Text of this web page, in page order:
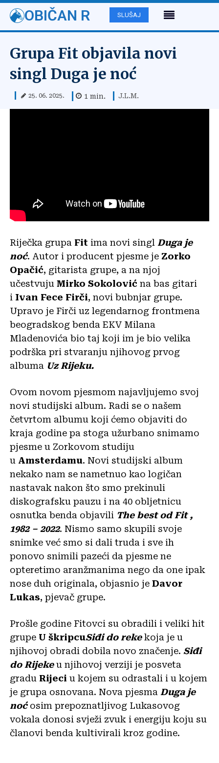
OBIČAN R SLUŠAJ
Grupa Fit objavila novi
singl Duga je noć
25. 06. 2025. 1 min. J.L.M.
Riječka grupa Fit ima novi singl Duga je
noć. Autor i producent pjesme je Zorko
Opačić, gitarista grupe, a na njoj
učestvuju Mirko Sokolović na bas gitari
i Ivan Fece Firči, novi bubnjar grupe.
Upravo je Firči uz legendarnog frontmena
beogradskog benda EKV Milana
Mladenovića bio taj koji im je bio velika
podrška pri stvaranju njihovog prvog
albuma Uz Rijeku.
Ovom novom pjesmom najavljujemo svoj
novi studijski album. Radi se o našem
četvrtom albumu koji ćemo objaviti do
kraja godine pa stoga užurbano snimamo
pjesme u Zorkovom studiju
u Amsterdamu. Novi studijski album
nekako nam se nametnuo kao logičan
nastavak nakon što smo prekinuli
diskografsku pauzu i na 40 obljetnicu
osnutka benda objavili The best od Fit ,
1982 – 2022. Nismo samo skupili svoje
snimke već smo si dali truda i sve ih
ponovo snimili pazeći da pjesme ne
opteretimo aranžmanima nego da one ipak
nose duh originala, objasnio je Davor
Lukas, pjevač grupe.
Prošle godine Fitovci su obradili i veliki hit
grupe U škripcuSiđi do rekekoja je u
njihovoj obradi dobila novo značenje. Siđi
do Rijekeu njihovoj verziji je posveta
gradu Rijeci u kojem su odrastali i u kojem
je grupa osnovana. Nova pjesma Duga je
noćosim prepoznatljivog Lukasovog
vokala donosi svježi zvuk i energiju koju su
članovi benda kultivirali kroz godine.